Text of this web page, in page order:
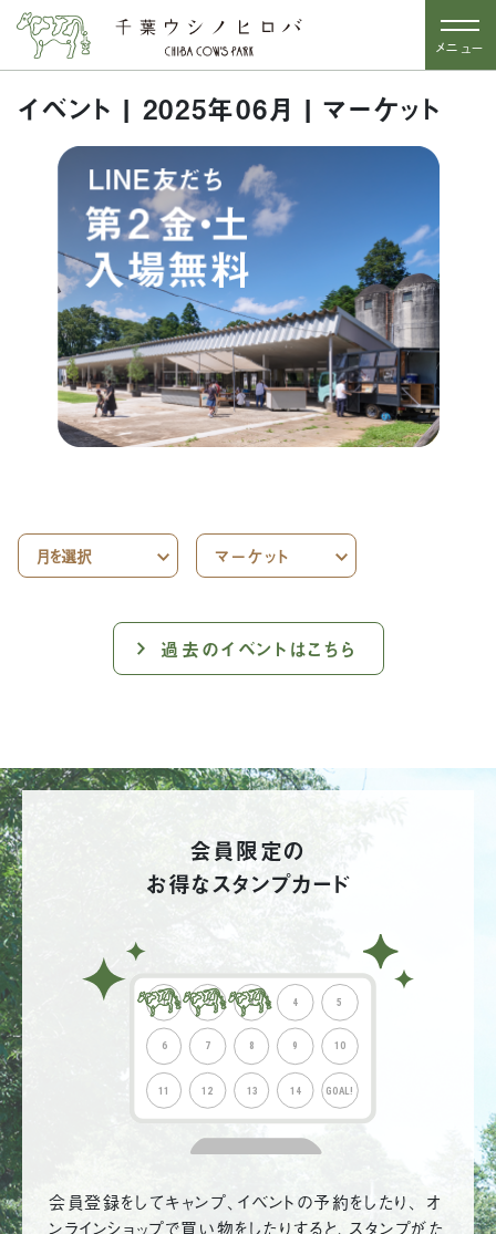
メニュー
イベント | 2025年06月 | マーケット
過去のイベントはこちら
会員限定の
お得なスタンプカード
会員登録をしてキャンプ、イベントの予約をしたり、 オ
ンラインショップで買い物をしたりすると、スタンプがた